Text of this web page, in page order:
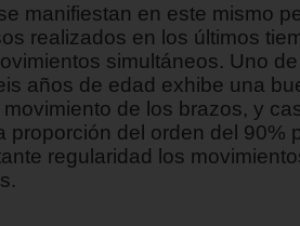
manifiestan en este mismo
realizados en los últimos
simultáneos. Uno
años de edad exhibe una
de los brazos, y
proporción del orden del 90%
regularidad los